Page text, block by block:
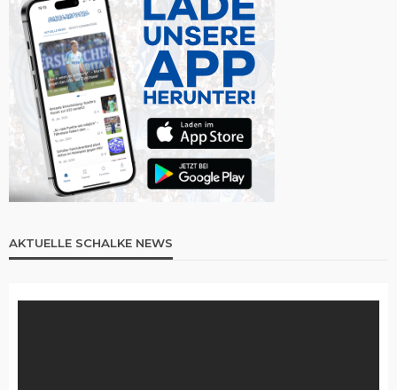
AKTUELLE SCHALKE NEWS